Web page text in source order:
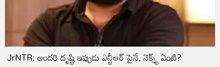
JrNTR: అందరి దృష్టి ఇప్పుడు ఎన్టీఆర్ పైనే, నెక్స్ట్ ఏంటి?